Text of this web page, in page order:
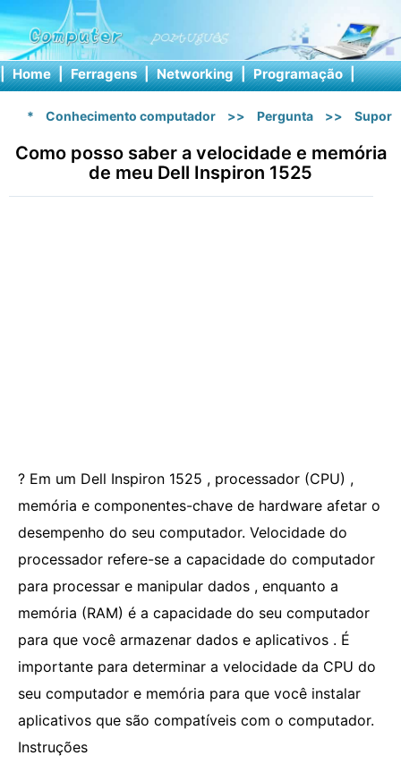
| Home | Ferragens | Networking | Programação |
* Conhecimento computador >> Pergunta >>
Como posso saber a velocidade e memória
de meu Dell Inspiron 1525
? Em um Dell Inspiron 1525 , processador (CPU) ,
memória e componentes-chave de hardware afetar o
desempenho do seu computador. Velocidade do
processador refere-se a capacidade do computador
para processar e manipular dados , enquanto a
memória (RAM) é a capacidade do seu computador
para que você armazenar dados e aplicativos . É
importante para determinar a velocidade da CPU do
seu computador e memória para que você instalar
aplicativos que são compatíveis com o computador.
Instruções